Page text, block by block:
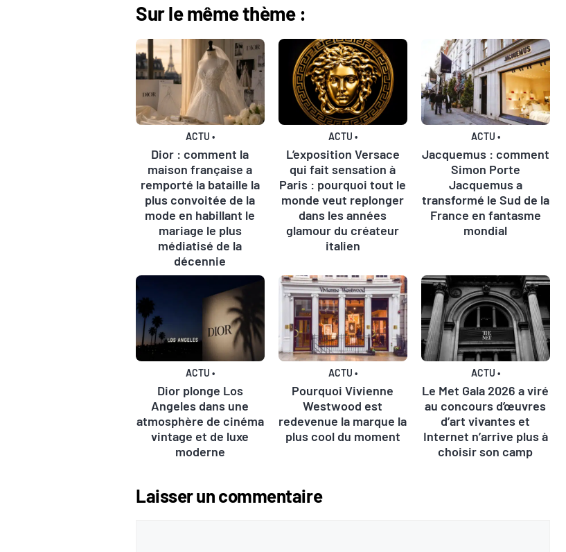
Sur le même thème :
ACTU •
Dior : comment la
maison française a
remporté la bataille la
plus convoitée de la
mode en habillant le
mariage le plus
médiatisé de la
décennie
ACTU •
L’exposition Versace
qui fait sensation à
Paris : pourquoi tout le
monde veut replonger
dans les années
glamour du créateur
italien
ACTU •
Jacquemus : comment
Simon Porte
Jacquemus a
transformé le Sud de la
France en fantasme
mondial
ACTU •
Dior plonge Los
Angeles dans une
atmosphère de cinéma
vintage et de luxe
moderne
ACTU •
Pourquoi Vivienne
Westwood est
redevenue la marque la
plus cool du moment
ACTU •
Le Met Gala 2026 a viré
au concours d’œuvres
d’art vivantes et
Internet n’arrive plus à
choisir son camp
Laisser un commentaire